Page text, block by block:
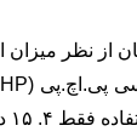
میزان استفاده با رشد
نرم‌افزاری قرار گرفته است.